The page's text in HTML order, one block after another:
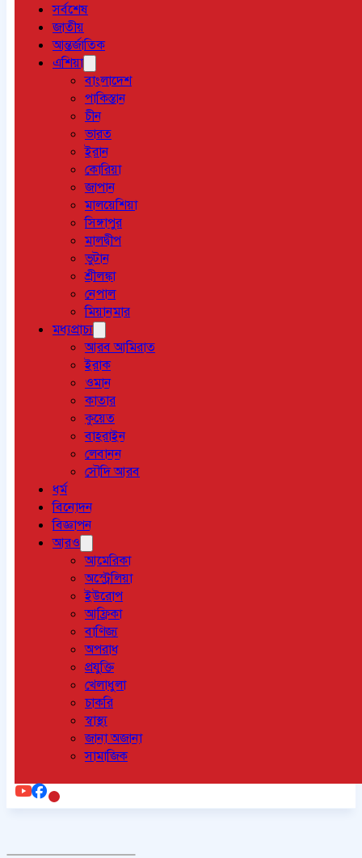
সর্বশেষ
জাতীয়
আন্তর্জাতিক
এশিয়া
বাংলাদেশ
পাকিস্তান
চীন
ভারত
ইরান
কোরিয়া
জাপান
মালয়েশিয়া
সিঙ্গাপুর
মালদ্বীপ
ভুটান
শ্রীলঙ্কা
নেপাল
মিয়ানমার
মধ্যপ্রাচ্য
আরব আমিরাত
ইরাক
ওমান
কাতার
কুয়েত
বাহরাইন
লেবানন
সৌদি আরব
ধর্ম
বিনোদন
বিজ্ঞাপন
আরও
আমেরিকা
অস্ট্রেলিয়া
ইউরোপ
আফ্রিকা
বাণিজ্য
অপরাধ
প্রযুক্তি
খেলাধুলা
চাকরি
স্বাস্থ্য
জানা অজানা
সামাজিক